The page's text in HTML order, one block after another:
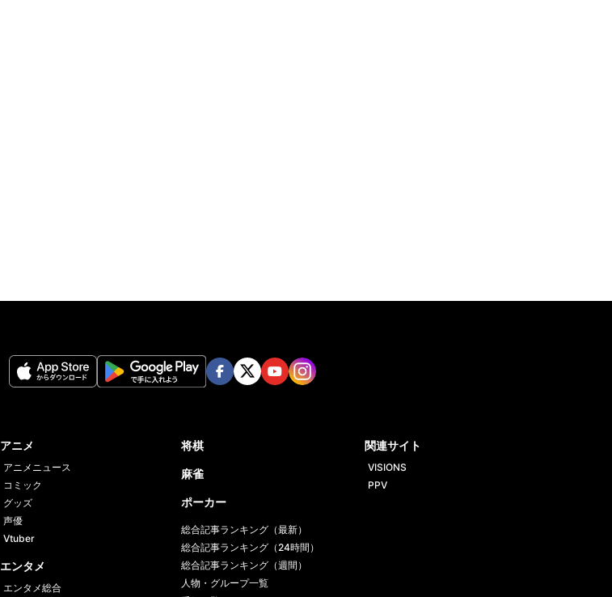
アニメ
アニメニュース
コミック
グッズ
声優
Vtuber
エンタメ
エンタメ総合
将棋
麻雀
ポーカー
総合記事ランキング（最新）
総合記事ランキング（24時間）
総合記事ランキング（週間）
人物・グループ一覧
関連サイト
VISIONS
PPV